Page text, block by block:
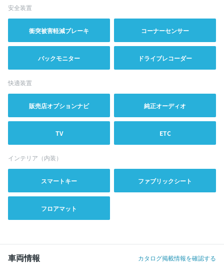
安全装置
衝突被害軽減ブレーキ コーナーセンサー
バックモニター ドライブレコーダー
快適装置
販売店オプションナビ 純正オーディオ
TV ETC
インテリア（内装）
スマートキー ファブリックシート
フロアマット
車両情報 カタログ掲載情報を確認する